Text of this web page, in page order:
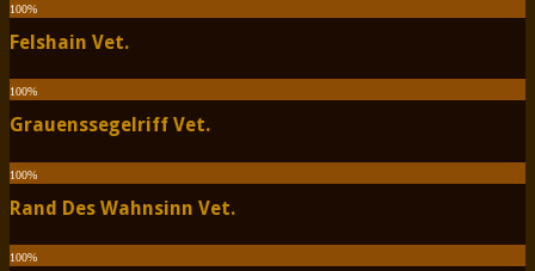
100%
Felshain Vet.
100%
Grauenssegelriff Vet.
100%
Rand Des Wahnsinn Vet.
100%